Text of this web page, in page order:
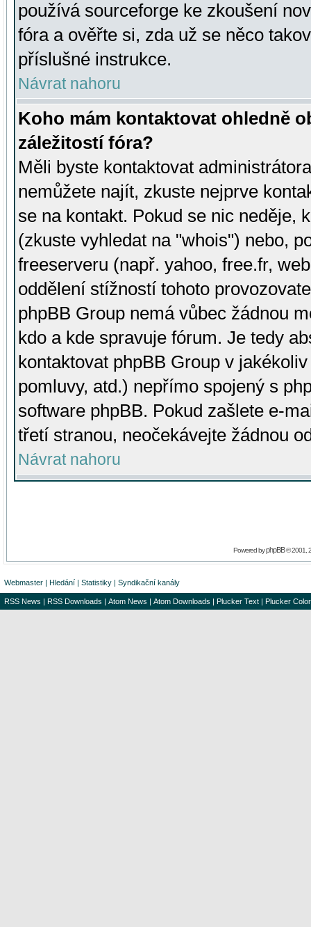
používá sourceforge ke zkoušení
fóra a ověřte si, zda už se něco
příslušné instrukce.
Návrat nahoru
Koho mám kontaktovat ohledně
záležitostí fóra?
Měli byste kontaktovat
nemůžete najít, zkuste nejprve
se na kontakt. Pokud se nic neděje,
(zkuste vyhledat na "whois") nebo,
freeserveru (např. yahoo, free.fr,
oddělení stížností tohoto
phpBB Group nemá vůbec žádnou
kdo a kde spravuje fórum. Je tedy
kontaktovat phpBB Group v
pomluvy, atd.) nepřímo spojený s
software phpBB. Pokud zašlete e-
třetí stranou, neočekávejte žádnou
Návrat nahoru
Powered byphpBB© 2001,
Webmaster | Hledání | Statistiky | Syndikační kanály
RSS News | RSS Downloads | Atom News | Atom Downloads | Plucker Text | Plucker Color